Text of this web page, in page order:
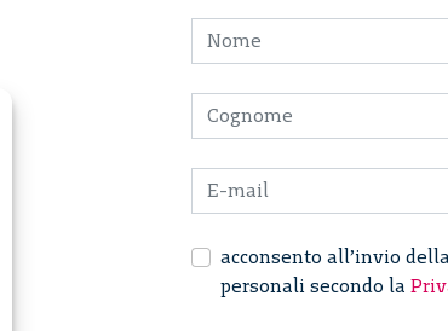
acconsento all’invio
personali secondo la